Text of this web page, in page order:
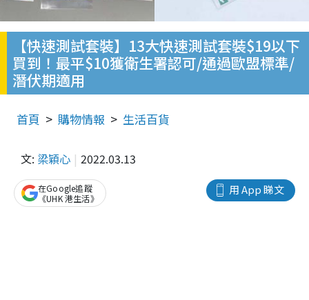
【快速測試套裝】13大快速測試套裝$19以下
買到！最平$10獲衛生署認可/通過歐盟標準/
潛伏期適用
首頁 購物情報 生活百貨
文: 梁穎心 2022.03.13
用 App 睇文
在Google追蹤
《UHK 港生活》